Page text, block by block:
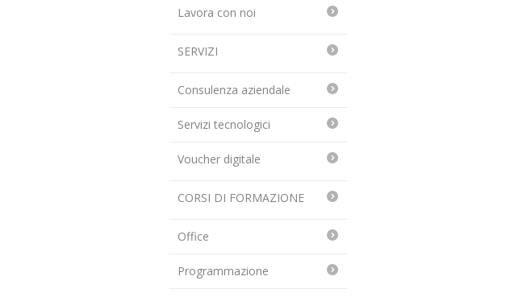
Lavora con noi
SERVIZI
Consulenza aziendale
Servizi tecnologici
Voucher digitale
CORSI DI FORMAZIONE
Office
Programmazione